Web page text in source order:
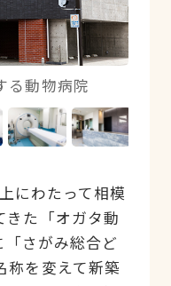
る動物病院
にわたって相模
きた「オガタ動
さがみ総合ど
称を変えて新築